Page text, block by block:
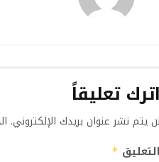
اترك تعليقاً
لن يتم نشر عنوان بريدك الإلكتروني.
التعليق *